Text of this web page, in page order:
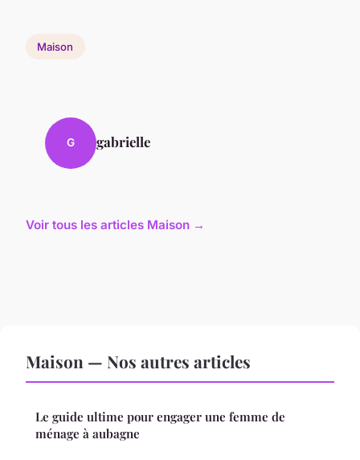
Maison
G gabrielle
Voir tous les articles Maison →
Maison — Nos autres articles
Le guide ultime pour engager une femme de
ménage à aubagne